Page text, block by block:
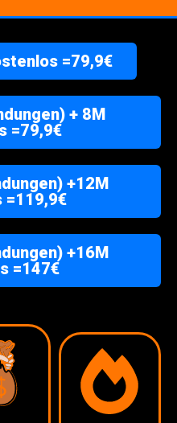
=79,9€
+ 8M
=79,9€
+12M
=119,9€
+16M
=147€